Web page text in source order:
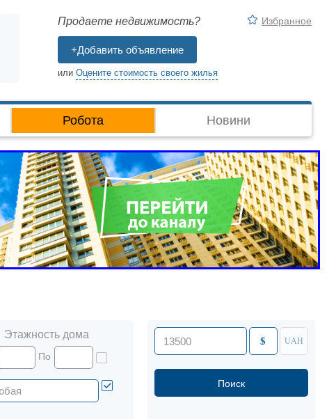
Продаете недвижимость?
+Добавить объявление
или Оцените стоимость своего жилья
Избранное
Робота Новини
Этажность дома
По
$ UAH